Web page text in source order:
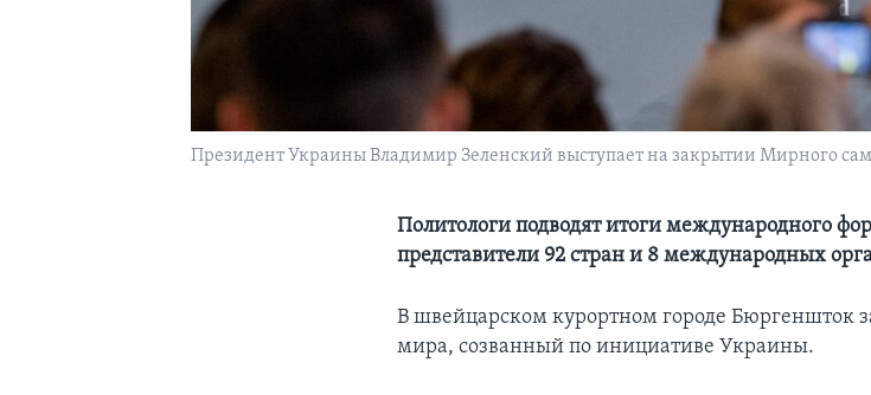
Президент Украины Владимир Зеленский выступает на закрытии Мирного
Политологи подводят итоги международного
представители 92 стран и 8 международных
В швейцарском курортном городе Бюргеншток
мира, созванный по инициативе Украины.